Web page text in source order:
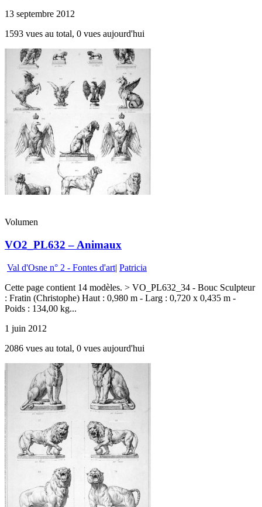
13 septembre 2012
1593 vues au total, 0 vues aujourd'hui
Volumen
VO2_PL632 – Animaux
Val d'Osne n° 2 - Fontes d'art| Patricia
Cette page contient 14 modèles. > VO_PL632_34 - Bouc Sculpteur
: Fratin (Christophe) Haut : 0,980 m - Larg : 0,720 x 0,435 m -
Poids : 134,00 kg...
1 juin 2012
2086 vues au total, 0 vues aujourd'hui